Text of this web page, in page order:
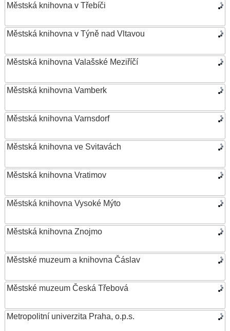
Městská knihovna v Třebíči
Městská knihovna v Týně nad Vltavou
Městská knihovna Valašské Meziříčí
Městská knihovna Vamberk
Městská knihovna Varnsdorf
Městská knihovna ve Svitavách
Městská knihovna Vratimov
Městská knihovna Vysoké Mýto
Městská knihovna Znojmo
Městské muzeum a knihovna Čáslav
Městské muzeum Česká Třebová
Metropolitní univerzita Praha, o.p.s.